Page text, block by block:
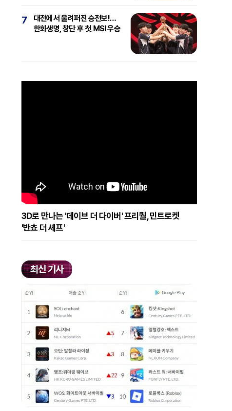
7
대전에서 울려퍼진 승전보!…
한화생명, 창단 후 첫 MSI 우승
3D로 만나는 '데이브 더 다이버' 프리퀄, 민트로켓
'반쵸 더 셰프'
최신 기사